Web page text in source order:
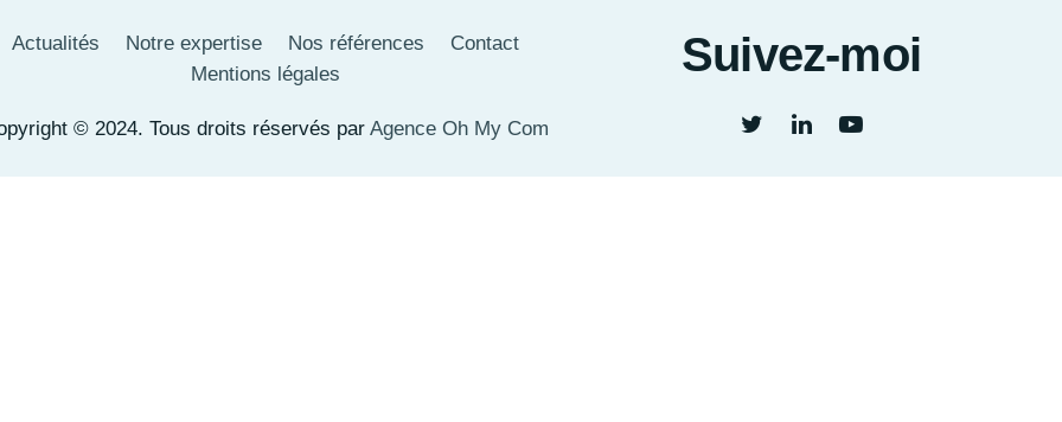
Actualités Notre expertise Nos références
Contact
Mentions légales
© 2024. Tous droits réservés par Agence Oh My Com
Suivez-moi